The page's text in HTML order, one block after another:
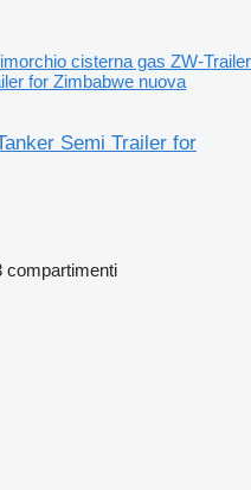
cisterna gas ZW-Trailer
for Zimbabwe nuova
Semi Trailer for
compartimenti